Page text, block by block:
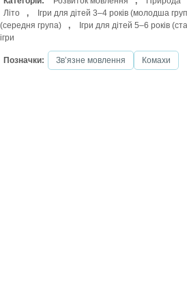
Літо
, Ігри для дітей 3–4 років (молодша
(середня група)
, Ігри для дітей 5–6 років
ігри
Позначки: Звʼязне мовлення Комахи